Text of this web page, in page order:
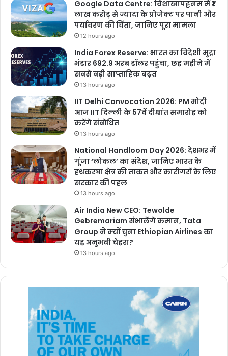
Google Data Centre: विशाखापट्टनम में ₹1
लाख करोड़ से ज्यादा के प्रोजेक्ट पर पानी और
पर्यावरण की चिंता, जानिए पूरा मामला
12 hours ago
India Forex Reserve: भारत का विदेशी मुद्रा
भंडार 692.9 अरब डॉलर पहुंचा, छह महीने में
सबसे बड़ी साप्ताहिक बढ़त
13 hours ago
IIT Delhi Convocation 2026: PM मोदी
आज IIT दिल्ली के 57वें दीक्षांत समारोह को
करेंगे संबोधित
13 hours ago
National Handloom Day 2026: देशभर में
गूंजा ‘लोकल’ का संदेश, जानिए भारत के
हथकरघा क्षेत्र की ताकत और कारीगरों के लिए
सरकार की पहल
13 hours ago
Air India New CEO: Tewolde
Gebremariam संभालेंगे कमान, Tata
Group ने क्यों चुना Ethiopian Airlines का
यह अनुभवी चेहरा?
13 hours ago